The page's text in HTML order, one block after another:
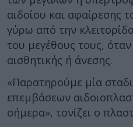
αιδοίου και αφαίρεσης
γύρω από την
του μεγέθους τους, όταν
αισθητικής ή άνεσης.
«Παρατηρούμε μία
επεμβάσεων
σήμερα», τονίζει ο